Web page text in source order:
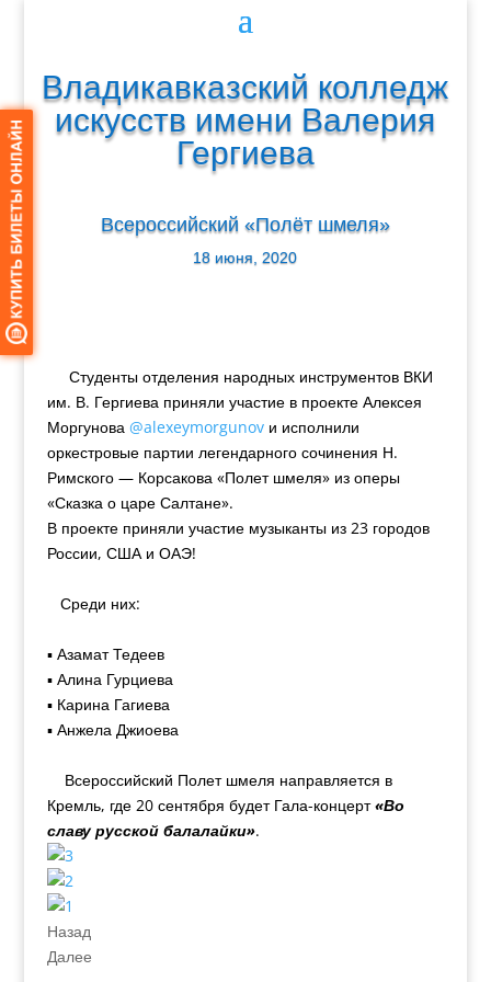
Владикавказский колледж
искусств имени Валерия
Гергиева
Всероссийский «Полёт шмеля»
18 июня, 2020
Студенты отделения народных инструментов ВКИ
им. В. Гергиева приняли участие в проекте Алексея
Моргунова @alexeymorgunovи исполнили
оркестровые партии легендарного сочинения Н.
Римского — Корсакова «Полет шмеля» из оперы
«Сказка о царе Салтане».
В проекте приняли участие музыканты из 23 городов
России, США и ОАЭ!
Среди них:
▪ Азамат Тедеев
▪ Алина Гурциева
▪ Карина Гагиева
▪ Анжела Джиоева
Всероссийский Полет шмеля направляется в
Кремль, где 20 сентября будет Гала-концерт«Во
славу русской балалайки».
Назад
Далее